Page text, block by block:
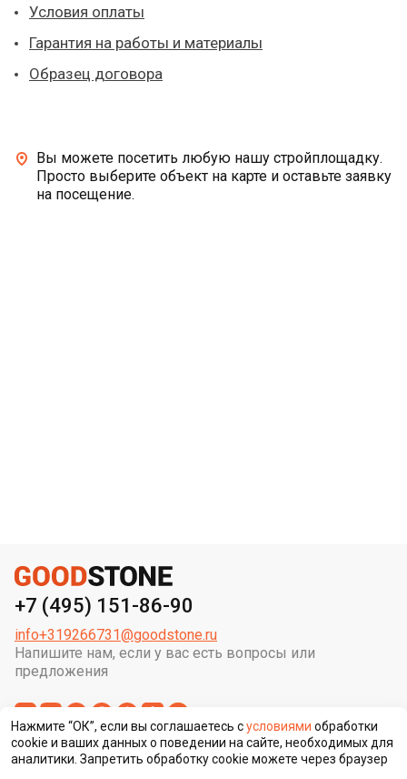
Условия оплаты
Гарантия на работы и материалы
Образец договора
Вы можете посетить любую нашу стройплощадку.
Просто выберите объект на карте и оставьте заявку
на посещение.
+7 (495) 151-86-90
Напишите нам, если у вас есть вопросы или
предложения
info+319266731@goodstone.ru
Сменить регион строительства
Нажмите “ОК”, если вы соглашаетесь сусловиями обработки
cookie и ваших данных о поведении на сайте, необходимых для
аналитики. Запретить обработку cookie можете через браузер